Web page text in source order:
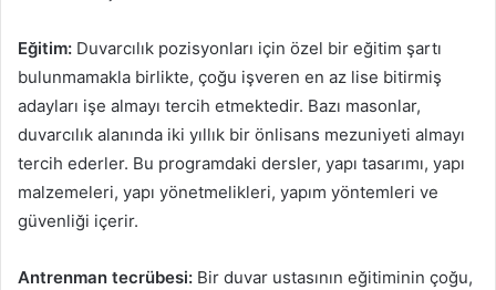
Eğitim: Duvarcılık pozisyonları için özel bir eğitim şartı
bulunmamakla birlikte, çoğu işveren en az lise bitirmiş
adayları işe almayı tercih etmektedir. Bazı masonlar,
duvarcılık alanında iki yıllık bir önlisans mezuniyeti almayı
tercih ederler. Bu programdaki dersler, yapı tasarımı, yapı
malzemeleri, yapı yönetmelikleri, yapım yöntemleri ve
güvenliği içerir.
Antrenman tecrübesi: Bir duvar ustasının eğitiminin çoğu,